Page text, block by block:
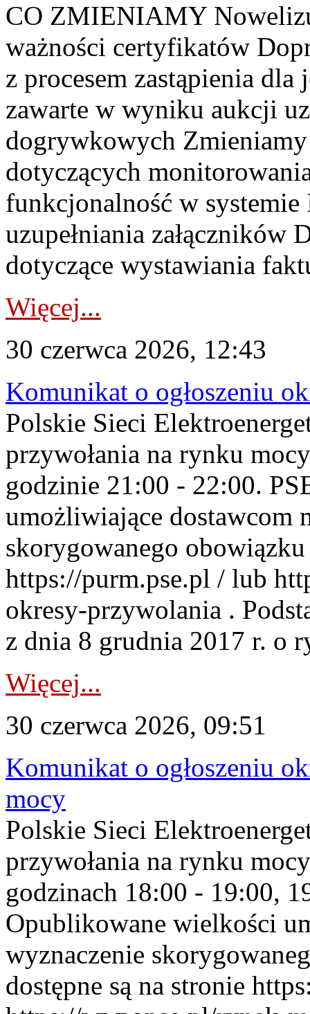
CO ZMIENIAMY
ważności certyfikatów
z procesem zastąpienia
zawarte w wyniku aukcji
dogrywkowych Zmieniamy
dotyczących
funkcjonalność w
uzupełniania załączników
dotyczące wystawiania
Więcej...
30 czerwca 2026, 12:43
Komunikat o ogłoszeniu
Polskie Sieci
przywołania na rynku
godzinie 21:00 - 22:00.
umożliwiające dostawcom
skorygowanego
https://purm.pse.pl / lub
okresy-przywolania .
z dnia 8 grudnia 2017 r. o
Więcej...
30 czerwca 2026, 09:51
Komunikat o ogłoszeniu
mocy
Polskie Sieci
przywołania na rynku
godzinach 18:00 - 19:00,
Opublikowane wielkości
wyznaczenie
dostępne są na stronie